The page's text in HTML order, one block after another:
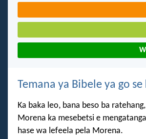
Temana ya Bibele ya go
Ka baka leo, bana beso ba
Morena ka mesebetsi e
hase wa lefeela pela Morena.